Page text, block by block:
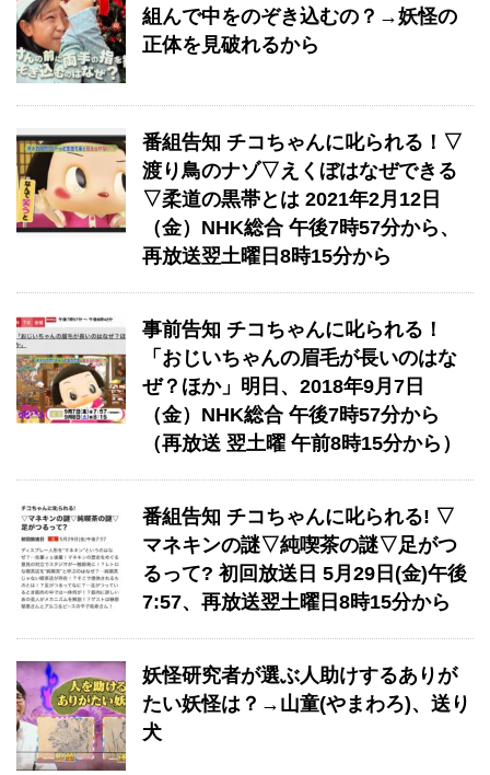
組んで中をのぞき込むの？→妖怪の
正体を見破れるから
番組告知 チコちゃんに叱られる！▽
渡り鳥のナゾ▽えくぼはなぜできる
▽柔道の黒帯とは 2021年2月12日
（金）NHK総合 午後7時57分から、
再放送翌土曜日8時15分から
事前告知 チコちゃんに叱られる！
「おじいちゃんの眉毛が長いのはな
ぜ？ほか」明日、2018年9月7日
（金）NHK総合 午後7時57分から
（再放送 翌土曜 午前8時15分から）
番組告知 チコちゃんに叱られる! ▽
マネキンの謎▽純喫茶の謎▽足がつ
るって? 初回放送日 5月29日(金)午後
7:57、再放送翌土曜日8時15分から
妖怪研究者が選ぶ人助けするありが
たい妖怪は？→山童(やまわろ)、送り
犬